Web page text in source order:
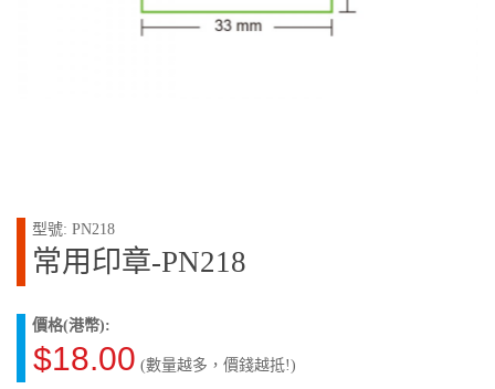
型號: PN218
常用印章-PN218
價格(港幣):
$18.00 (數量越多，價錢越抵!)